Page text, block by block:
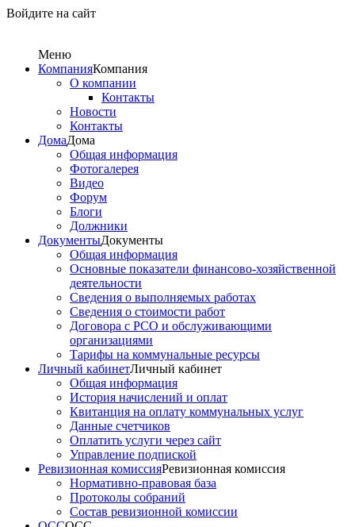
Войдите на сайт
Меню
КомпанияКомпания
О компании
Контакты
Новости
Контакты
ДомаДома
Общая информация
Фотогалерея
Видео
Форум
Блоги
Должники
ДокументыДокументы
Общая информация
Основные показатели финансово-хозяйственной
деятельности
Сведения о выполняемых работах
Сведения о стоимости работ
Договора с РСО и обслуживающими
организациями
Тарифы на коммунальные ресурсы
Личный кабинетЛичный кабинет
Общая информация
История начислений и оплат
Квитанция на оплату коммунальных услуг
Данные счетчиков
Оплатить услуги через сайт
Управление подпиской
Ревизионная комиссияРевизионная комиссия
Нормативно-правовая база
Протоколы собраний
Состав ревизионной комиссии